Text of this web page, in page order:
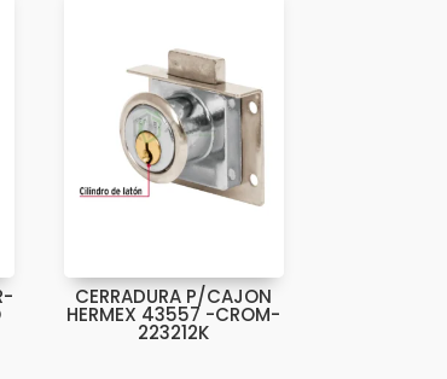
CERRADURA P/CAJON
HERMEX 43557 -CROM-
223212K